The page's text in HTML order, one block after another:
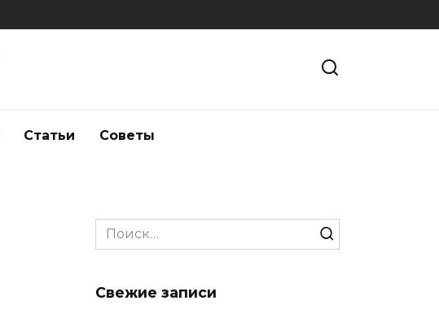
Статьи Советы
Search
for:
Свежие записи